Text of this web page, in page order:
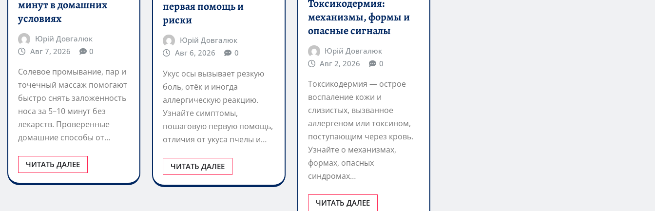
минут в домашних
условиях
Юрій Довгалюк
Авг 7, 2026
0
Солевое промывание, пар и
точечный массаж помогают
быстро снять заложенность
носа за 5–10 минут без
лекарств. Проверенные
домашние способы от…
ЧИТАТЬ ДАЛЕЕ
первая помощь и
риски
Юрій Довгалюк
Авг 6, 2026
0
Укус осы вызывает резкую
боль, отёк и иногда
аллергическую реакцию.
Узнайте симптомы,
пошаговую первую помощь,
отличия от укуса пчелы и…
ЧИТАТЬ ДАЛЕЕ
Токсикодермия:
механизмы, формы и
опасные сигналы
Юрій Довгалюк
Авг 2, 2026
0
Токсикодермия — острое
воспаление кожи и
слизистых, вызванное
аллергеном или токсином,
поступающим через кровь.
Узнайте о механизмах,
формах, опасных
синдромах…
ЧИТАТЬ ДАЛЕЕ